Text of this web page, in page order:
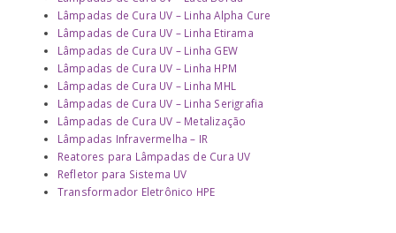
Lâmpadas de Cura UV – Linha Alpha Cure
Lâmpadas de Cura UV – Linha Etirama
Lâmpadas de Cura UV – Linha GEW
Lâmpadas de Cura UV – Linha HPM
Lâmpadas de Cura UV – Linha MHL
Lâmpadas de Cura UV – Linha Serigrafia
Lâmpadas de Cura UV – Metalização
Lâmpadas Infravermelha – IR
Reatores para Lâmpadas de Cura UV
Refletor para Sistema UV
Transformador Eletrônico HPE